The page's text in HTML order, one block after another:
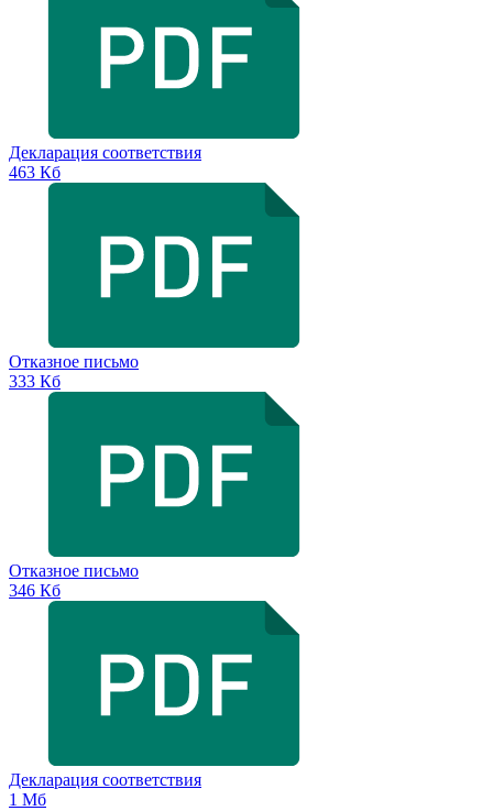
Декларация соответствия
463 Кб
Отказное письмо
333 Кб
Отказное письмо
346 Кб
Декларация соответствия
1 Мб